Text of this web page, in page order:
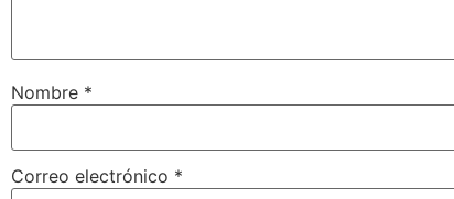
Nombre *
Correo electrónico *